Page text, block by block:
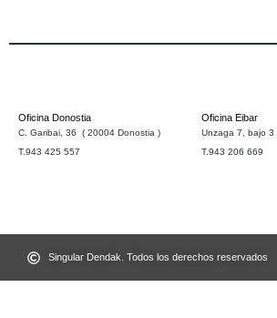
Oficina Donostia
C. Garibai, 36 ( 20004 Donostia )
T.943 425 557
Oficina Eibar
Unzaga 7, bajo
T.943 206 669
Singular Dendak. Todos los derechos reservados